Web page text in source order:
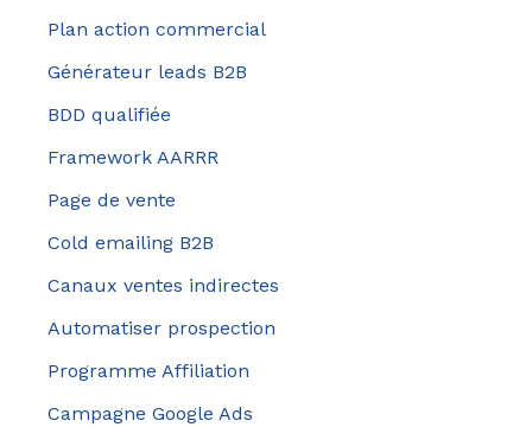
Plan action commercial
Générateur leads B2B
BDD qualifiée
Framework AARRR
Page de vente
Cold emailing B2B
Canaux ventes indirectes
Automatiser prospection
Programme Affiliation
Campagne Google Ads